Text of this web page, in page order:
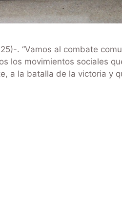
. “Vamos al combate
los movimientos sociales
a la batalla de la victoria y